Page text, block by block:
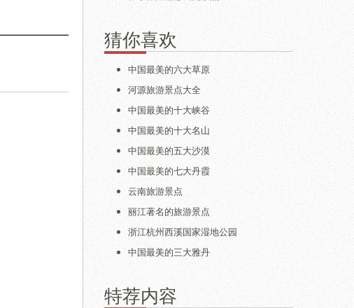
猜你喜欢
中国最美的六大草原
河源旅游景点大全
中国最美的十大峡谷
中国最美的十大名山
中国最美的五大沙漠
中国最美的七大丹霞
云南旅游景点
丽江著名的旅游景点
浙江杭州西溪国家湿地公园
中国最美的三大雅丹
特荐内容